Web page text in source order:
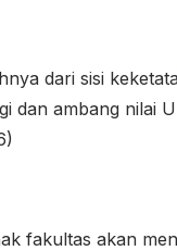
dari sisi
dan ambang nilai
fakultas akan